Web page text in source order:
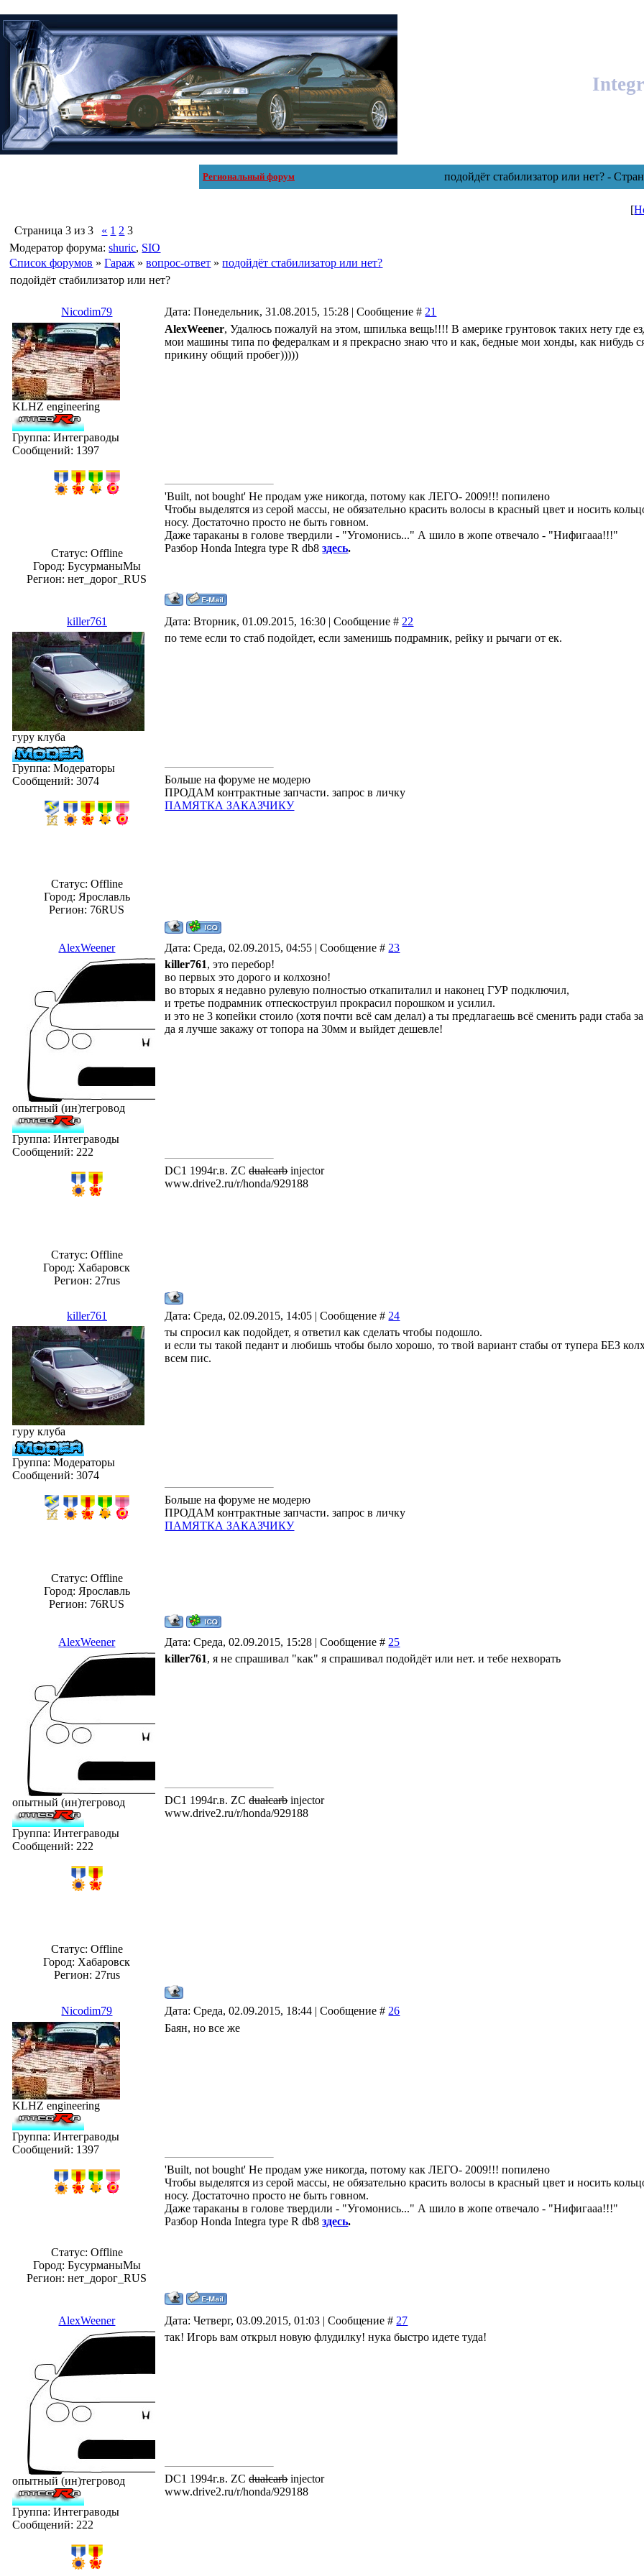
Региональный форум подойдёт стабилизатор или нет? -
[
Страница3 из3 « 1 2 3
Модератор форума:shuric, SIO
Список форумов » Гараж » вопрос-ответ » подойдёт стабилизатор или нет?
подойдёт стабилизатор или нет?
Nicodim79 Дата: Понедельник, 31.08.2015, 15:28 | Сообщение # 21
KLHZ engineering
Группа: Интеграводы
Сообщений: 1397
Статус: Offline
Город: БусурманыМы
Регион: нет_дорог_RUS
AlexWeener, Удалюсь пожалуй на этом, шпилька вещь!!!! В америке грунтовок таких нету где
мои машины типа по федералкам и я прекрасно знаю что и как, бедные мои хонды, как нибудь
прикину общий пробег)))))
'Built, not bought' Не продам уже никогда, потому как ЛЕГО- 2009!!! попилено
Чтобы выделятся из серой массы, не обязательно красить волосы в красный цвет и носить
носу. Достаточно просто не быть говном.
Даже тараканы в голове твердили - "Угомонись..." А шило в жопе отвечало - "Нифигааа!!!"
Разбор Honda Integra type R db8здесь.
killer761 Дата: Вторник, 01.09.2015, 16:30 | Сообщение # 22
гуру клуба
Группа: Модераторы
Сообщений:3074
Статус: Offline
Город: Ярославль
Регион: 76RUS
по теме если то стаб подойдет, если заменишь подрамник, рейку и рычаги от ек.
Больше на форуме не модерю
ПРОДАМ контрактные запчасти. запрос в личку
ПАМЯТКА ЗАКАЗЧИКУ
AlexWeener Дата: Среда, 02.09.2015, 04:55 | Сообщение # 23
опытный (ин)тегровод
Группа: Интеграводы
Сообщений: 222
Статус: Offline
Город: Хабаровск
Регион: 27rus
killer761, это перебор!
во первых это дорого и колхозно!
во вторых я недавно рулевую полностью откапиталил и наконец ГУР подключил,
и третье подрамник отпескоструил прокрасил порошком и усилил.
и это не 3 копейки стоило (хотя почти всё сам делал) а ты предлагаешь всё сменить ради стаба
да я лучше закажу от топора на 30мм и выйдет дешевле!
DC1 1994г.в. ZCdualcarbinjector
www.drive2.ru/r/honda/929188
killer761 Дата: Среда, 02.09.2015, 14:05 | Сообщение # 24
гуру клуба
Группа: Модераторы
Сообщений:3074
Статус: Offline
Город: Ярославль
Регион: 76RUS
ты спросил как подойдет, я ответил как сделать чтобы подошло.
и если ты такой педант и любишь чтобы было хорошо, то твой вариант стабы от тупера БЕЗ
всем пис.
Больше на форуме не модерю
ПРОДАМ контрактные запчасти. запрос в личку
ПАМЯТКА ЗАКАЗЧИКУ
AlexWeener Дата: Среда, 02.09.2015, 15:28 | Сообщение # 25
опытный (ин)тегровод
Группа: Интеграводы
Сообщений: 222
Статус: Offline
Город: Хабаровск
Регион: 27rus
killer761, я не спрашивал "как" я спрашивал подойдёт или нет. и тебе нехворать
DC1 1994г.в. ZCdualcarbinjector
www.drive2.ru/r/honda/929188
Nicodim79 Дата: Среда, 02.09.2015, 18:44 | Сообщение # 26
KLHZ engineering
Группа: Интеграводы
Сообщений: 1397
Статус: Offline
Город: БусурманыМы
Регион: нет_дорог_RUS
Баян, но все же
'Built, not bought' Не продам уже никогда, потому как ЛЕГО- 2009!!! попилено
Чтобы выделятся из серой массы, не обязательно красить волосы в красный цвет и носить
носу. Достаточно просто не быть говном.
Даже тараканы в голове твердили - "Угомонись..." А шило в жопе отвечало - "Нифигааа!!!"
Разбор Honda Integra type R db8здесь.
AlexWeener Дата: Четверг, 03.09.2015, 01:03 | Сообщение # 27
опытный (ин)тегровод
Группа: Интеграводы
Сообщений: 222
так! Игорь вам открыл новую флудилку! нука быстро идете туда!
DC1 1994г.в. ZCdualcarbinjector
www.drive2.ru/r/honda/929188